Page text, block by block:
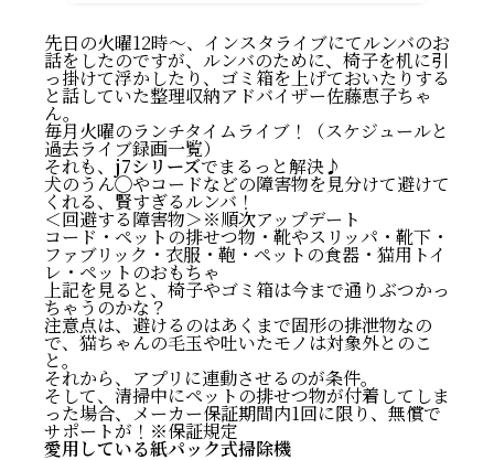
先日の火曜12時〜、インスタライブにてルンバのお
話をしたのですが、ルンバのために、椅子を机に引
っ掛けて浮かしたり、ゴミ箱を上げておいたりする
と話していた整理収納アドバイザー佐藤恵子ちゃ
ん。
毎月火曜のランチタイムライブ！ （スケジュールと
過去ライブ録画一覧）
それも、 j7シリーズでまるっと解決♪
犬のうん◯やコードなどの障害物を見分けて避けて
くれる、賢すぎるルンバ！
＜回避する障害物＞※順次アップデート
コード・ペットの排せつ物・靴やスリッパ・靴下・
ファブリック・衣服・鞄・ペットの食器・猫用トイ
レ・ペットのおもちゃ
上記を見ると、椅子やゴミ箱は今まで通りぶつかっ
ちゃうのかな？
注意点は、避けるのはあくまで固形の排泄物なの
で、猫ちゃんの毛玉や吐いたモノは対象外とのこ
と。
それから、アプリに連動させるのが条件。
そして、清掃中にペットの排せつ物が付着してしま
った場合、メーカー保証期間内1回に限り、無償で
サポートが！※保証規定
愛用している紙パック式掃除機